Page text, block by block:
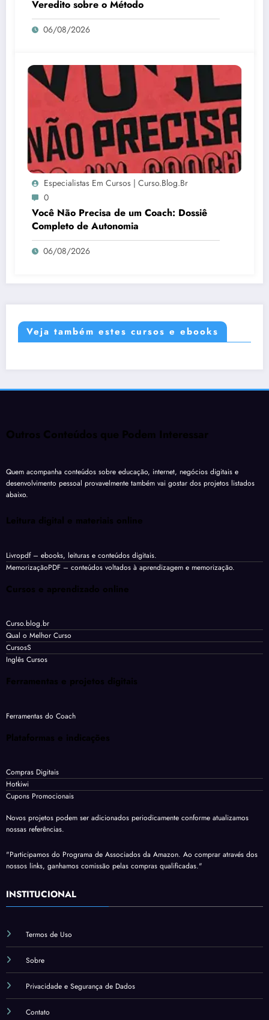
Veredito sobre o Método
06/08/2026
Especialistas Em Cursos | Curso.blog.br
0
Você Não Precisa de um Coach: Dossiê
Completo de Autonomia
06/08/2026
Veja também estes cursos e ebooks
Outros Conteúdos que Podem Interessar
Quem acompanha conteúdos sobre educação, internet, negócios digitais e
desenvolvimento pessoal provavelmente também vai gostar dos projetos listados
abaixo.
Leitura digital e materiais online
Livropdf– ebooks, leituras e conteúdos digitais.
MemorizaçãoPDF – conteúdos voltados à aprendizagem e memorização.
Cursos e aprendizado online
Curso.blog.br
Qual o Melhor Curso
CursosS
Inglês Cursos
Ferramentas e projetos digitais
Ferramentas do Coach
Plataformas e indicações
Compras Digitais
Hotkiwi
Cupons Promocionais
Novos projetos podem ser adicionados periodicamente conforme atualizamos
nossas referências.
"Participamos do Programa de Associados da Amazon. Ao comprar através dos
nossos links, ganhamos comissão pelas compras qualificadas."
INSTITUCIONAL
Termos de Uso
Sobre
Privacidade e Segurança de Dados
Contato